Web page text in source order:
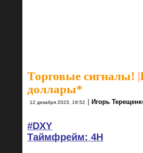
Торговые сигналы! |
доллары*
12 декабря 2023, 19:52 | Игорь
#DXY
Таймфрейм: 4H